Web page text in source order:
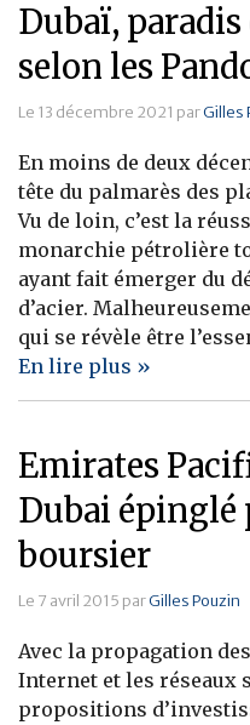
Dubaï,
selon les
Le 13 décembre 2021 parGilles
En moins de deux
tête du palmarès des
Vu de loin, c’est la
monarchie pétrolière
ayant fait émerger du
d’acier.
qui se révèle être
En lire plus »
Emirates
Dubai épinglé
boursier
Le 7 avril 2015 parGilles Pouzin
Avec la propagation
Internet et les réseaux
propositions